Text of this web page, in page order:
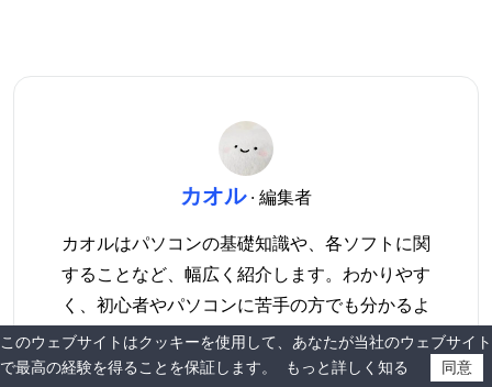
カオル· 編集者
カオルはパソコンの基礎知識や、各ソフトに関
することなど、幅広く紹介します。わかりやす
く、初心者やパソコンに苦手の方でも分かるよ
うに工夫をして、IT業界に対しても深い興味を
持っています。パーティション管理に関する問
このウェブサイトはクッキーを使用して、あなたが当社のウェブサイト
で最高の経験を得ることを保証します。
もっと詳しく知る 同意